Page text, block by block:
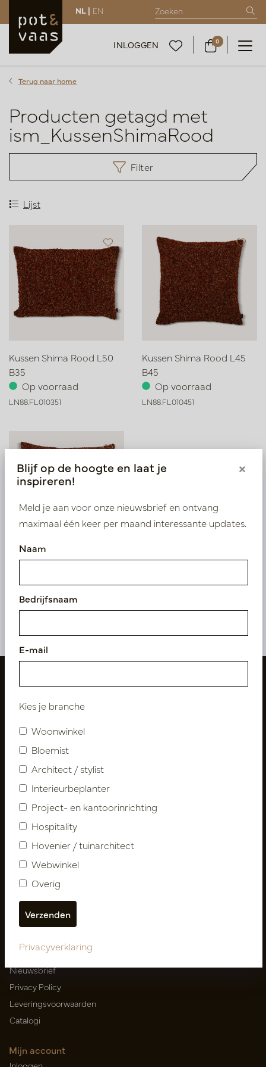
NL | EN
INLOGGEN 0
Terug naar home
Producten getagd met
ism_KussenShimaRood
Filter
Lijst
Kussen Shima Rood L50
B35
Op voorraad
LN88.FL010351
Kussen Shima Rood L45
B45
Op voorraad
LN88.FL010451
Kussen Shima Rood L60
LN88.FL010601
Volg ons
Nieuwsbrief
Klantenservice
Over ons
Nieuwsbrief
Privacy Policy
Leveringsvoorwaarden
Catalogi
Mijn account
Blijf op de hoogte en laat je
inspireren!
×
Meld je aan voor onze nieuwsbrief en ontvang
maximaal één keer per maand interessante updates.
Naam
Bedrijfsnaam
E-mail
Kies je branche
Woonwinkel
Bloemist
Architect / stylist
Interieurbeplanter
Project- en kantoorinrichting
Hospitality
Hovenier / tuinarchitect
Webwinkel
Overig
Privacyverklaring